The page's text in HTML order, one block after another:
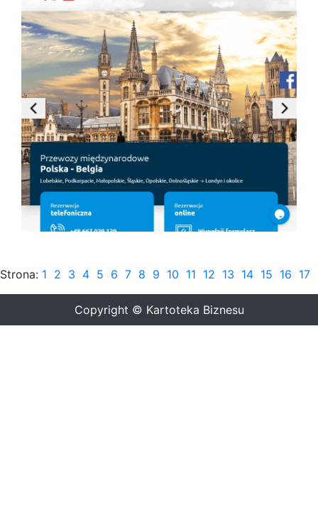
Strona: 1 2 3 4 5 6 7 8 9 10 11 12 13 14 15 16 17
Copyright © Kartoteka Biznesu